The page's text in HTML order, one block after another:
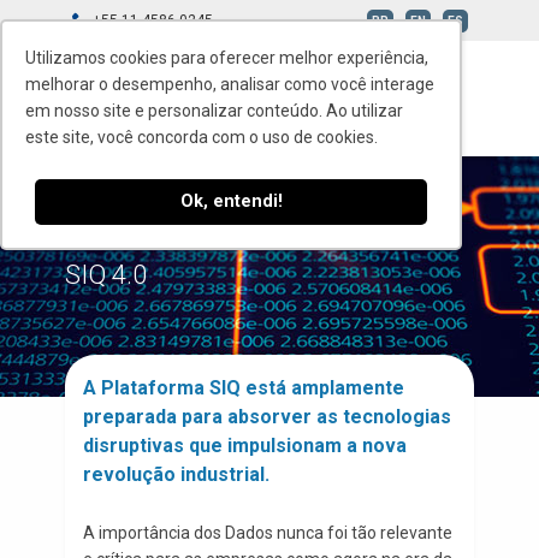
Utilizamos cookies para oferecer melhor experiência,
melhorar o desempenho, analisar como você interage
em nosso site e personalizar conteúdo. Ao utilizar
este site, você concorda com o uso de cookies.
Ok, entendi!
+55 11 4586-0245 BR EN ES
SIQ 4.0
A Plataforma SIQ está amplamente
preparada para absorver as tecnologias
disruptivas que impulsionam a nova
revolução industrial.
A importância dos Dados nunca foi tão relevante